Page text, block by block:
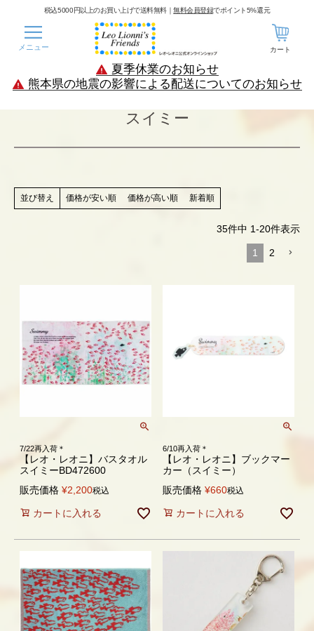
税込5000円以上のお買い上げで送料無料｜無料会員登録でポイント5%還元
メニュー カート
夏季休業のお知らせ
熊本県の地震の影響による配送についてのお知らせ
スイミー
並び替え 価格が安い順 価格が高い順 新着順
35件中 1-20件表示
1 2
7/22再入荷＊
【レオ・レオニ】バスタオル
スイミーBD472600
販売価格 ¥2,200税込
カートに入れる
6/10再入荷＊
【レオ・レオニ】ブックマー
カー（スイミー）
販売価格 ¥660税込
カートに入れる